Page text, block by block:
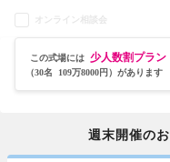
オンライン相談会
この式場には 少人数割プラン
（30名 109万8000円）があります
週末開催の